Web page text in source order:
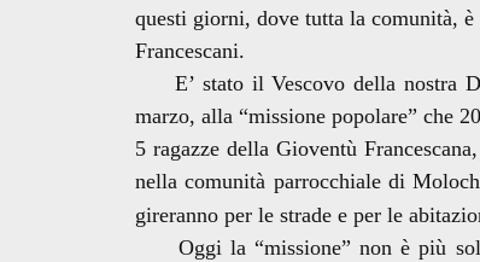
questi giorni, dove tutta la comunità,
Francescani.
E’ stato il Vescovo della nostra
marzo, alla “missione popolare” che
5 ragazze della Gioventù
nella comunità parrocchiale di
gireranno per le strade e per le
Oggi la “missione” non è più solo